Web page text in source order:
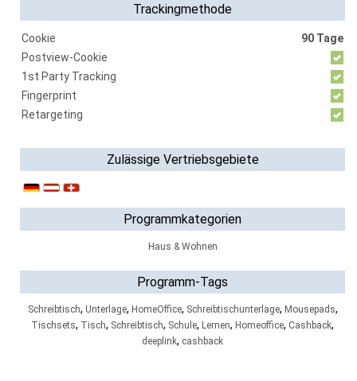
Trackingmethode
Cookie
90 Tage
Postview-Cookie
1st Party Tracking
Fingerprint
Retargeting
Zulässige Vertriebsgebiete
Programmkategorien
Haus & Wohnen
Programm-Tags
Schreibtisch, Unterlage, HomeOffice, Schreibtischunterlage, Mousepads,
Tischsets, Tisch, Schreibtisch, Schule, Lernen, Homeoffice, Cashback,
deeplink, cashback